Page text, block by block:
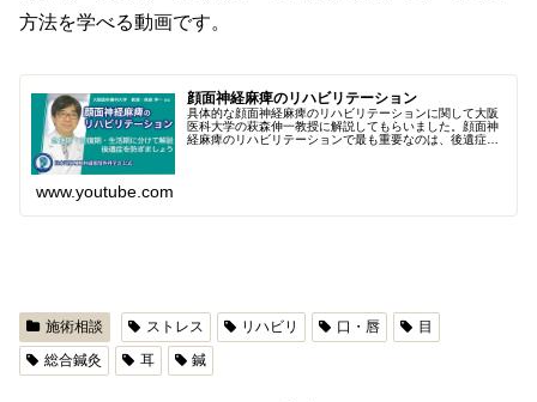
方法を学べる動画です。
顔面神経麻痺のリハビリテーション
具体的な顔面神経麻痺のリハビリテーションに関して大阪
医科大学の萩森伸一教授に解説してもらいました。顔面神
経麻痺のリハビリテーションで最も重要なのは、後遺症を
www.youtube.com
施術相談 ストレス リハビリ 口・唇
目
総合鍼灸
耳 鍼